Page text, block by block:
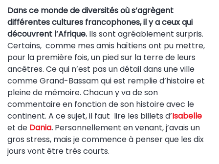
Dans ce monde de diversités où s’agrègent
différentes cultures francophones, il y a ceux qui
découvrent l’Afrique. Ils sont agréablement surpris.
Certains, comme mes amis haïtiens ont pu mettre,
pour la première fois, un pied sur la terre de leurs
ancêtres. Ce qui n’est pas un détail dans une ville
comme Grand-Bassam qui est remplie d’histoire et
pleine de mémoire. Chacun y va de son
commentaire en fonction de son histoire avec le
continent. A ce sujet, il faut lire les billets d’Isabelle
et de Dania. Personnellement en venant, j’avais un
gros stress, mais je commence à penser que les dix
jours vont être très courts.